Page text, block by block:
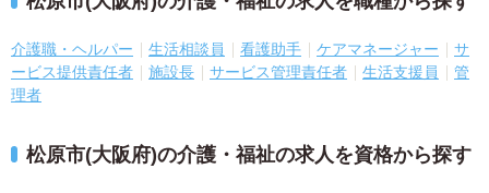
介護職・ヘルパー 生活相談員 看護助手 ケアマネージャー
サ
ービス提供責任者
施設長 サービス管理責任者 生活支援員
管
理者
松原市(大阪府)の介護・福祉の求人を資格から探す